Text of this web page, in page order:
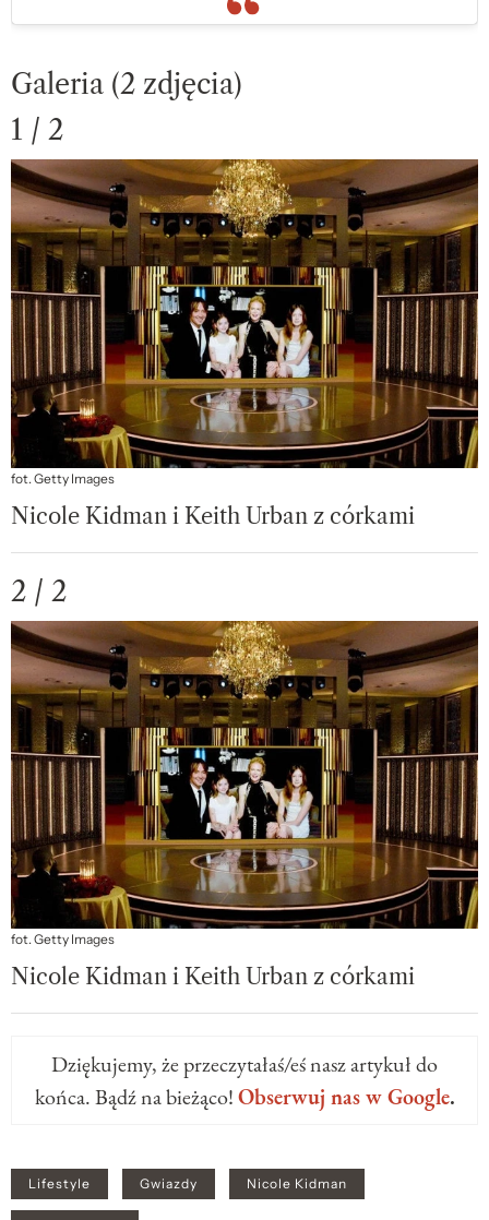
Galeria (2 zdjęcia)
1 / 2
fot. Getty Images
Nicole Kidman i Keith Urban z córkami
2 / 2
fot. Getty Images
Nicole Kidman i Keith Urban z córkami
Dziękujemy, że przeczytałaś/eś nasz artykuł do
końca. Bądź na bieżąco!Obserwuj nas w Google.
Lifestyle Gwiazdy Nicole Kidman